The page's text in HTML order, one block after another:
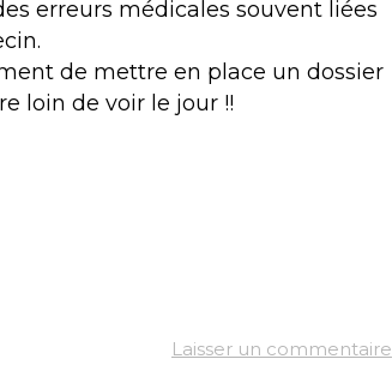
erreurs médicales souvent liées
de mettre en place un dossier
loin de voir le jour !!
Laisser un commentaire